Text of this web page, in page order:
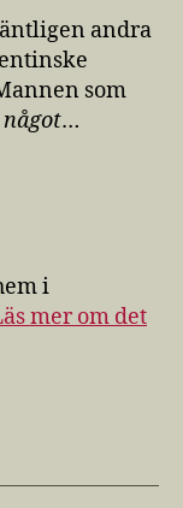
andra
som
…
i
mer om det